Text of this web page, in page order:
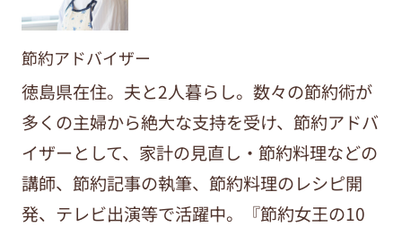
節約アドバイザー
徳島県在住。夫と2人暮らし。数々の節約術が
多くの主婦から絶大な支持を受け、節約アドバ
イザーとして、家計の見直し・節約料理などの
講師、節約記事の執筆、節約料理のレシピ開
発、テレビ出演等で活躍中。『節約女王の10